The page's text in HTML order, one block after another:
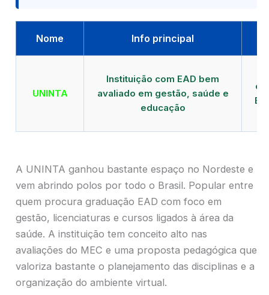
Nome Info principal
UNINTA
Instituição com EAD bem
avaliado em gestão, saúde e
educação
A UNINTA ganhou bastante espaço no Nordeste e
vem abrindo polos por todo o Brasil. Popular entre
quem procura graduação EAD com foco em
gestão, licenciaturas e cursos ligados à área da
saúde. A instituição tem conceito alto nas
avaliações do MEC e uma proposta pedagógica que
valoriza bastante o planejamento das disciplinas e a
organização do ambiente virtual.